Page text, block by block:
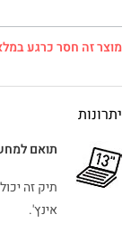
מוצר זה חסר כרגע
יתרונות
תואם למחשב
אינץ'.